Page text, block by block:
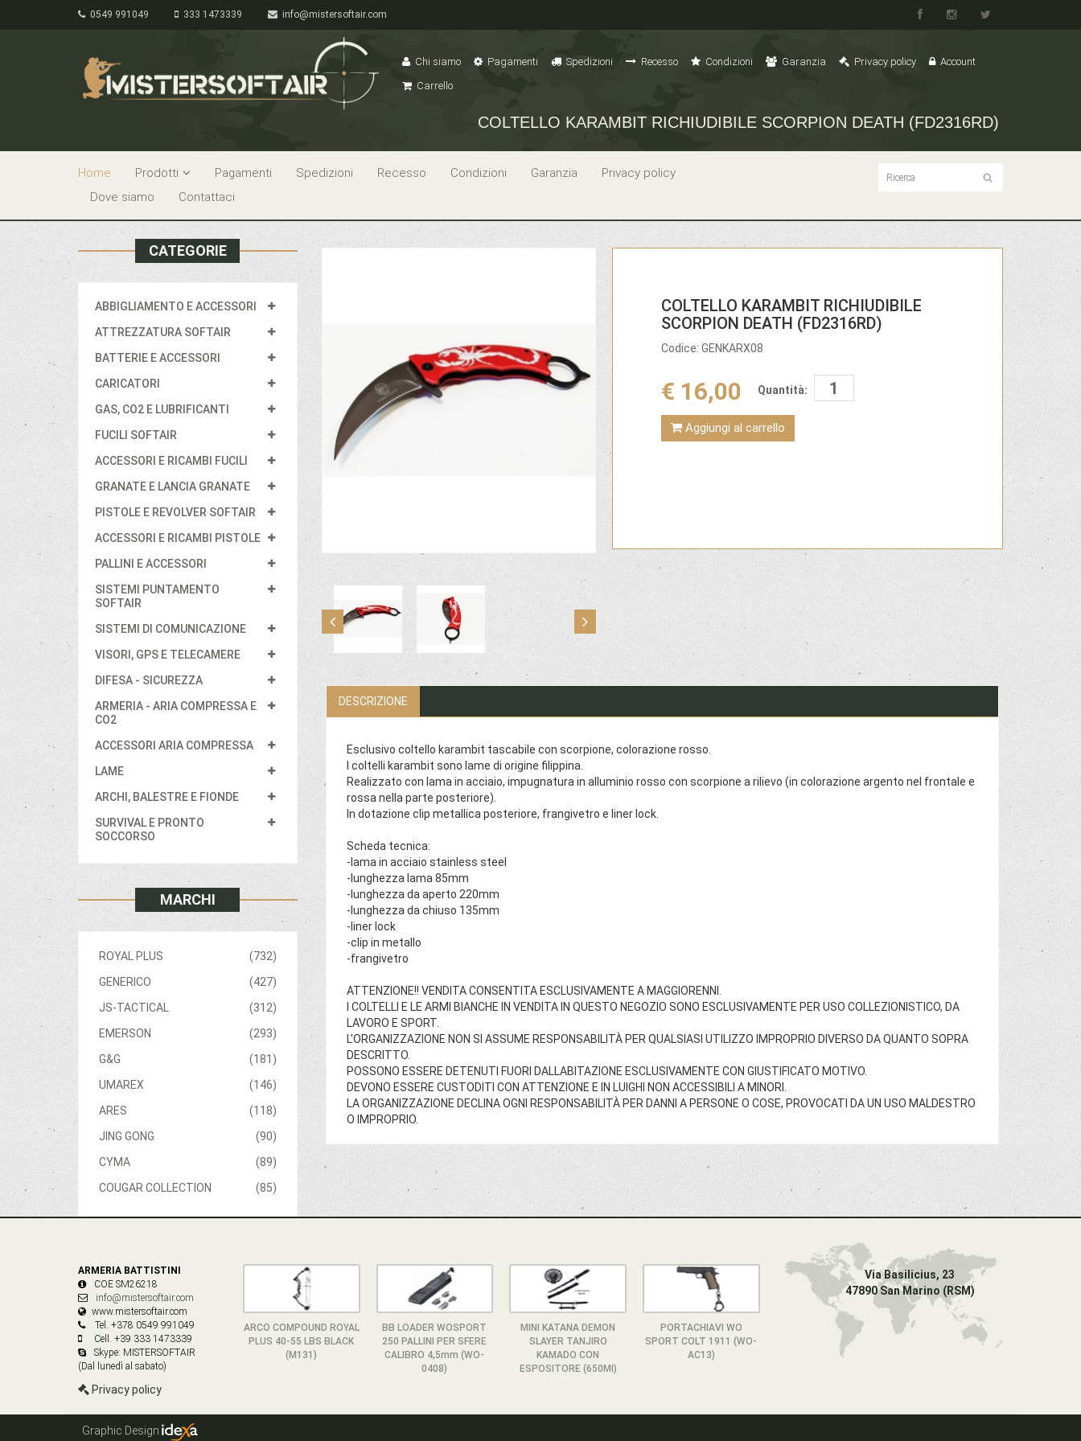
0549 991049 333 1473339 info@mistersoftair.com
Chi siamo Pagamenti Spedizioni Recesso Condizioni Garanzia Privacy policy
Account
Carrello
COLTELLO KARAMBIT RICHIUDIBILE SCORPION DEATH (FD2316RD)
Home Prodotti Pagamenti Spedizioni Recesso Condizioni Garanzia
Privacy policy
Dove siamo
Contattaci
CATEGORIE
ABBIGLIAMENTO E ACCESSORI
ATTREZZATURA SOFTAIR
BATTERIE E ACCESSORI
CARICATORI
GAS, CO2 E LUBRIFICANTI
FUCILI SOFTAIR
ACCESSORI E RICAMBI FUCILI
GRANATE E LANCIA GRANATE
PISTOLE E REVOLVER SOFTAIR
ACCESSORI E RICAMBI PISTOLE
PALLINI E ACCESSORI
SISTEMI PUNTAMENTO
SOFTAIR
SISTEMI DI COMUNICAZIONE
VISORI, GPS E TELECAMERE
DIFESA - SICUREZZA
ARMERIA - ARIA COMPRESSA E
CO2
ACCESSORI ARIA COMPRESSA
LAME
ARCHI, BALESTRE E FIONDE
SURVIVAL E PRONTO
SOCCORSO
MARCHI
(732)
ROYAL PLUS
(427)
GENERICO
(312)
JS-TACTICAL
(293)
EMERSON
(181)
G&G
(146)
UMAREX
(118)
ARES
(90)
JING GONG
(89)
CYMA
(85)
COUGAR COLLECTION
COLTELLO KARAMBIT RICHIUDIBILE
SCORPION DEATH (FD2316RD)
Codice: GENKARX08
€ 16,00 Quantità:
Aggiungi al carrello
DESCRIZIONE
Esclusivo coltello karambit tascabile con scorpione, colorazione rosso.
I coltelli karambit sono lame di origine filippina.
Realizzato con lama in acciaio, impugnatura in alluminio rosso con scorpione a rilievo (in colorazione argento nel frontale e
rossa nella parte posteriore).
In dotazione clip metallica posteriore, frangivetro e liner lock.
Scheda tecnica:
-lama in acciaio stainless steel
-lunghezza lama 85mm
-lunghezza da aperto 220mm
-lunghezza da chiuso 135mm
-liner lock
-clip in metallo
-frangivetro
ATTENZIONE!! VENDITA CONSENTITA ESCLUSIVAMENTE A MAGGIORENNI.
I COLTELLI E LE ARMI BIANCHE IN VENDITA IN QUESTO NEGOZIO SONO ESCLUSIVAMENTE PER USO COLLEZIONISTICO, DA
LAVORO E SPORT.
L'ORGANIZZAZIONE NON SI ASSUME RESPONSABILITÀ PER QUALSIASI UTILIZZO IMPROPRIO DIVERSO DA QUANTO SOPRA
DESCRITTO.
POSSONO ESSERE DETENUTI FUORI DALLABITAZIONE ESCLUSIVAMENTE CON GIUSTIFICATO MOTIVO.
DEVONO ESSERE CUSTODITI CON ATTENZIONE E IN LUIGHI NON ACCESSIBILI A MINORI.
LA ORGANIZZAZIONE DECLINA OGNI RESPONSABILITÀ PER DANNI A PERSONE O COSE, PROVOCATI DA UN USO MALDESTRO
O IMPROPRIO.
ARMERIA BATTISTINI
COE SM26218
info@mistersoftair.com
www.mistersoftair.com
Tel. +378 0549 991049
Cell. +39 333 1473339
Skype: MISTERSOFTAIR
(Dal lunedì al sabato)
Privacy policy
ARCO COMPOUND ROYAL
PLUS 40-55 LBS BLACK
(M131)
BB LOADER WOSPORT
250 PALLINI PER SFERE
CALIBRO 4,5mm (WO-
0408)
MINI KATANA DEMON
SLAYER TANJIRO
KAMADO CON
ESPOSITORE (650MI)
PORTACHIAVI WO
SPORT COLT 1911 (WO-
AC13)
Via Basilicius, 23
47890 San Marino (RSM)
Graphic Design